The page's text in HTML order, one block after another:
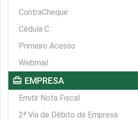
ContraCheque
Cédula C
Primeiro Acesso
Webmail
card_travel EMPRESA
Emitir Nota Fiscal
2ª Via de Débito de Empresa